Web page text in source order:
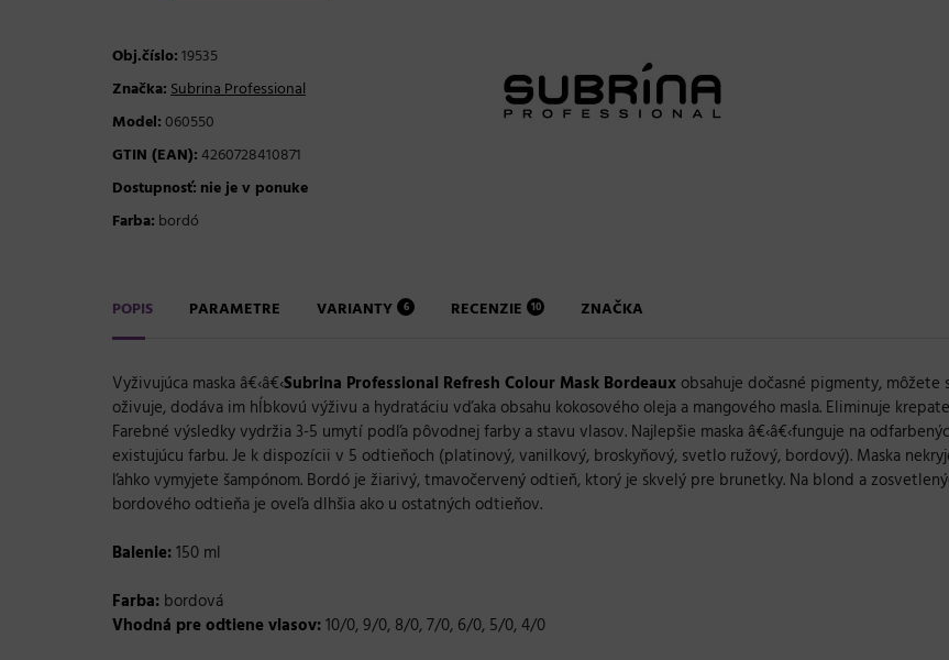
Obj.číslo:19535
Značka:Subrina Professional
Model:060550
GTIN (EAN):4260728410871
Dostupnosť: nie je v ponuke
Farba: bordó
POPIS PARAMETRE VARIANTY 6 RECENZIE 10 ZNAČKA
Vyživujúca maska â€‹â€‹Subrina Professional Refresh Colour Mask Bordeaux obsahuje dočasné pigmenty,
oživuje, dodáva im hĺbkovú výživu a hydratáciu vďaka obsahu kokosového oleja a mangového masla. Eliminuje
Farebné výsledky vydržia 3-5 umytí podľa pôvodnej farby a stavu vlasov. Najlepšie maska â€‹â€‹funguje na
existujúcu farbu. Je k dispozícii v 5 odtieňoch (platinový, vanilkový, broskyňový, svetlo ružový, bordový). Maska
ľahko vymyjete šampónom. Bordó je žiarivý, tmavočervený odtieň, ktorý je skvelý pre brunetky. Na blond a
bordového odtieňa je oveľa dlhšia ako u ostatných odtieňov.
Balenie:150 ml
Farba: bordová
Vhodná pre odtiene vlasov:10/0, 9/0, 8/0, 7/0, 6/0, 5/0, 4/0